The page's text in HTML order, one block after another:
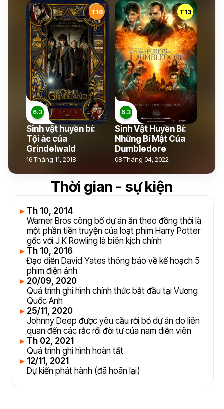
T16
6.3
Sinh vật huyền bí:
Tội ác của
Grindelwald
16 Tháng 11, 2018
T13
Sinh Vật Huyền Bí:
Những Bí Mật Của
Dumbledore
08 Tháng 04, 2022
Thời gian - sự kiện
Th 10, 2014
Warner Bros công bố dự án ăn theo đồng thời là
một phần tiền truyện của loạt phim Harry Potter
gốc với J K Rowling là biên kịch chính
Th 10, 2016
Đạo diễn David Yates thông báo về kế hoạch 5
phim điện ảnh
20/09, 2020
Quá trình ghi hình chính thức bắt đầu tại Vương
Quốc Anh
25/11, 2020
Johnny Deep được yêu cầu rời bỏ dự án do liên
quan đến các rắc rối đời tư của nam diễn viên
Th 02, 2021
Quá trình ghi hình hoàn tất
12/11, 2021
Dự kiến phát hành (đã hoãn lại)